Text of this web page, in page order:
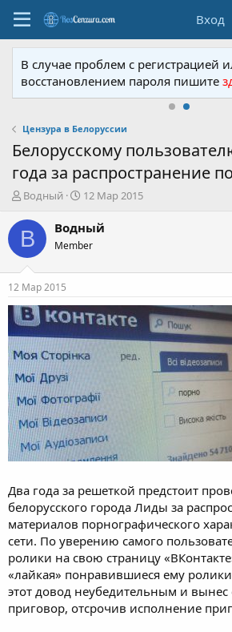
Вход
В случае проблем с регистрацией
восстановлением пароля пишите
Цензура в Белоруссии
Белорусскому
года за распространение
А
т
о
е
м
ы
Водный
Д
т
н
л
а
12 Мар 2015
В Водный
Member
12 Мар 2015
Два года за решеткой предстоит
белорусского города Лиды за
материалов порнографического
сети. По уверению самого
ролики на свою страницу
«лайкая» понравившиеся ему
этот довод неубедительным и
приговор, отсрочив исполнение